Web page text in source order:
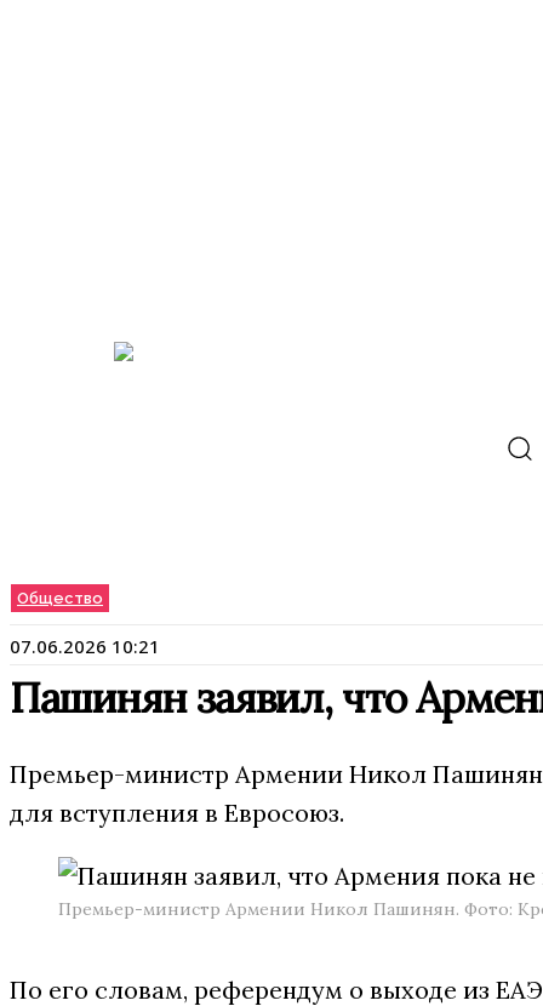
Общество
07.06.2026 10:21
Пашинян заявил, что
Премьер-министр Армении Никол Пашинян
для вступления в Евросоюз.
Премьер-министр Армении Никол Пашинян. Фото:
По его словам, референдум о выходе из